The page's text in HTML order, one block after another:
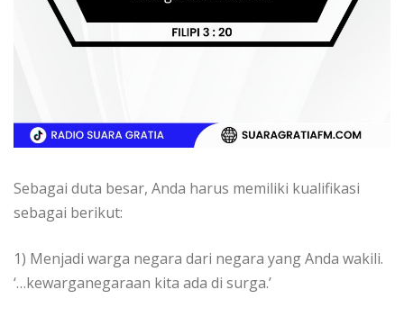
Sebagai duta besar, Anda harus memiliki kualifikasi
sebagai berikut:
1) Menjadi warga negara dari negara yang Anda wakili.
‘…kewarganegaraan kita ada di surga.’